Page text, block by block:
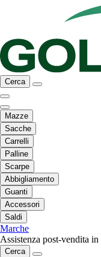
Cerca
Mazze
Sacche
Carrelli
Palline
Scarpe
Abbigliamento
Guanti
Accessori
Saldi
Marche
Assistenza post-vendita in
Cerca